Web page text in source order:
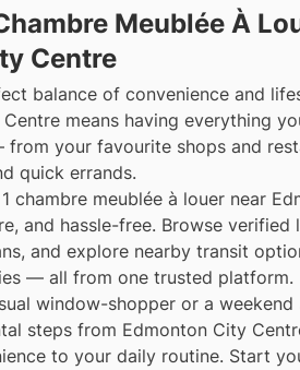
Meublée À
Centre
balance of convenience and
means having everything
your favourite shops and
quick errands.
chambre meublée à louer near
and hassle-free. Browse verified
and explore nearby transit
— all from one trusted platform.
window-shopper or a weekend
steps from Edmonton City
to your daily routine. Start